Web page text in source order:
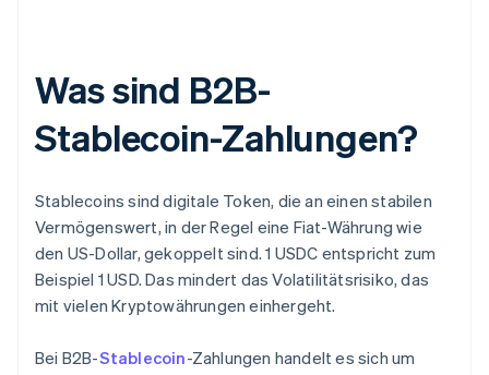
Was sind B2B-
Stablecoin-Zahlungen?
Stablecoins sind digitale Token, die an einen stabilen
Vermögenswert, in der Regel eine Fiat-Währung wie
den US-Dollar, gekoppelt sind. 1 USDC entspricht zum
Beispiel 1 USD. Das mindert das Volatilitätsrisiko, das
mit vielen Kryptowährungen einhergeht.
Bei B2B-Stablecoin-Zahlungen handelt es sich um